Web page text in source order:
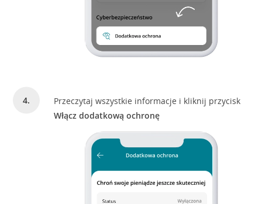
Przeczytaj wszystkie informacje i kliknij przycisk
Włącz dodatkową ochronę